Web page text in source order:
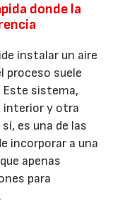
donde la
instalar un aire
proceso suele
Este sistema,
interior y otra
es una de las
incorporar a una
apenas
para